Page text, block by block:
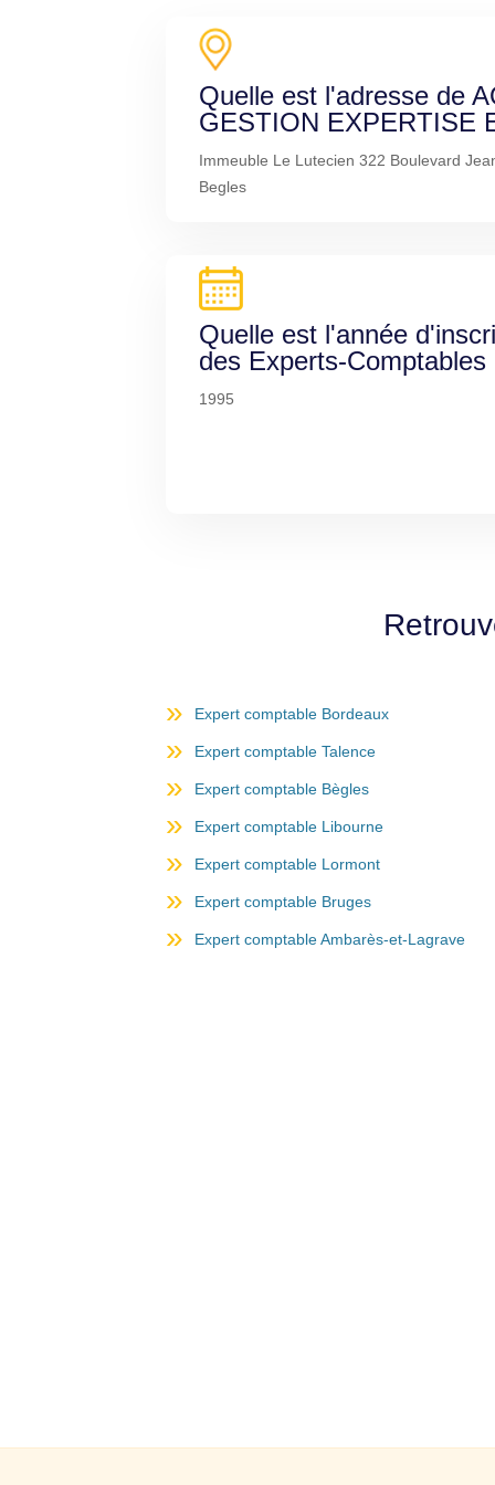
Quelle est l'adresse de
GESTION EXPERTISE
Immeuble Le Lutecien 322 Boulevard
Begles
Quelle est l'année
des Experts-Comptables
1995
Expert comptable Bordeaux
Expert comptable Talence
Expert comptable Bègles
Expert comptable Libourne
Expert comptable Lormont
Expert comptable Bruges
Expert comptable Ambarès-et-Lagrave